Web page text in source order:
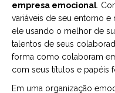
empresa emocional .
variáveis de seu entorno e
ele usando o melhor de
talentos de seus
forma como colaboram
com seus títulos e papéis
Em uma organização